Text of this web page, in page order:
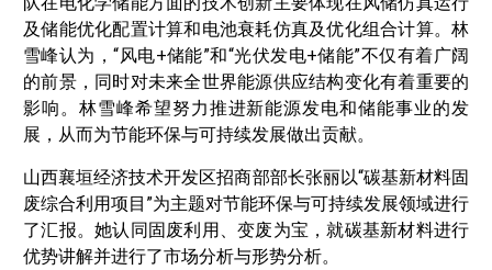
及储能优化配置计算和电池衰耗仿真及优化组合计算。林
雪峰认为，“风电+储能”和“光伏发电+储能”不仅有着广阔
的前景，同时对未来全世界能源供应结构变化有着重要的
影响。林雪峰希望努力推进新能源发电和储能事业的发
展，从而为节能环保与可持续发展做出贡献。
山西襄垣经济技术开发区招商部部长张丽以“碳基新材料固
废综合利用项目”为主题对节能环保与可持续发展领域进行
了汇报。她认同固废利用、变废为宝，就碳基新材料进行
优势讲解并进行了市场分析与形势分析。